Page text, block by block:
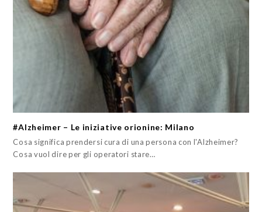
#Alzheimer – Le iniziative orionine: Milano
Cosa significa prendersi cura di una persona con l'Alzheimer?
Cosa vuol dire per gli operatori stare…